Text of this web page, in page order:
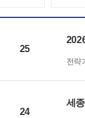
25
전략
24
세